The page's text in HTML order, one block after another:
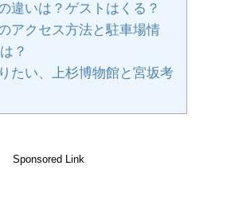
違いは？ゲストはくる？
アクセス方法と駐車場情
？
たい、上杉博物館と宮坂考
Sponsored Link